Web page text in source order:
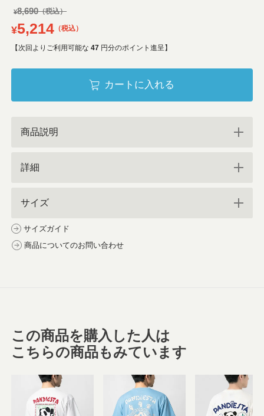
¥8,690
¥5,214 税込
【次回よりご利用可能な 47 円分のポイント進呈】
カートに入れる
商品説明
詳細
サイズ
サイズガイド
商品についてのお問い合わせ
この商品を購入した人は
こちらの商品もみています